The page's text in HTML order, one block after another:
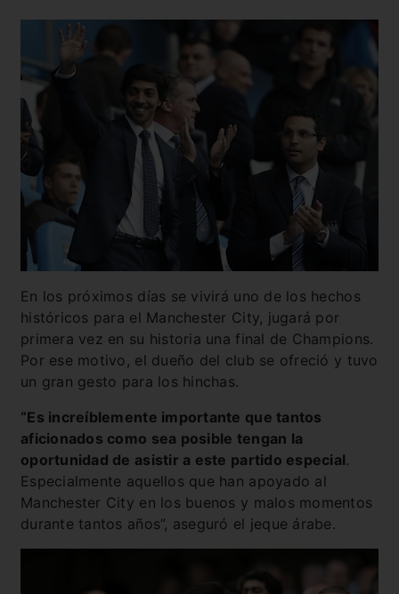
En los próximos días se vivirá uno de los hechos
históricos para el Manchester City, jugará por
primera vez en su historia una final de Champions.
Por ese motivo, el dueño del club se ofreció y tuvo
un gran gesto para los hinchas.
“Es increíblemente importante que tantos
aficionados como sea posible tengan la
oportunidad de asistir a este partido especial.
Especialmente aquellos que han apoyado al
Manchester City en los buenos y malos momentos
durante tantos años”, aseguró el jeque árabe.